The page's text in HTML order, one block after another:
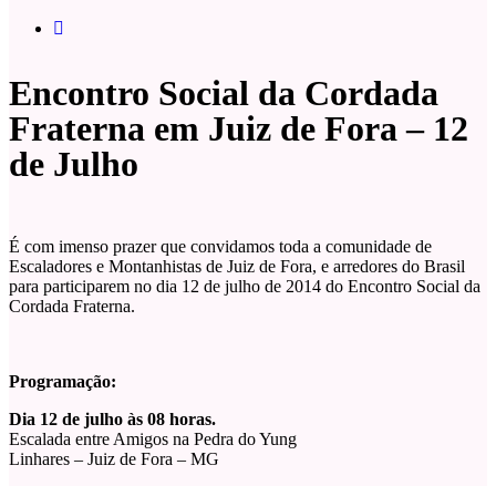
Encontro Social da Cordada
Fraterna em Juiz de Fora – 12
de Julho
É com imenso prazer que convidamos toda a comunidade de
Escaladores e Montanhistas de Juiz de Fora, e arredores do Brasil
para participarem no dia 12 de julho de 2014 do Encontro Social da
Cordada Fraterna.
Programação:
Dia 12 de julho às 08 horas.
Escalada entre Amigos na Pedra do Yung
Linhares – Juiz de Fora – MG